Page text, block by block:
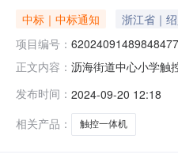
中标｜中标通知 浙江省｜
项目编号： 62024091489848477
正文内容： 沥海街道中心小学触
1410:13-2024-09-
发布时间： 2024-09-20 12:18
相关产品：
触控一体机